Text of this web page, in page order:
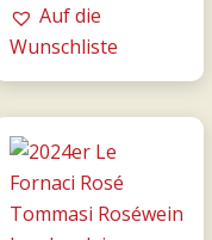
Florian
RISERVA
0,75l
Tommasi
Menge
Auf die
Wunschliste